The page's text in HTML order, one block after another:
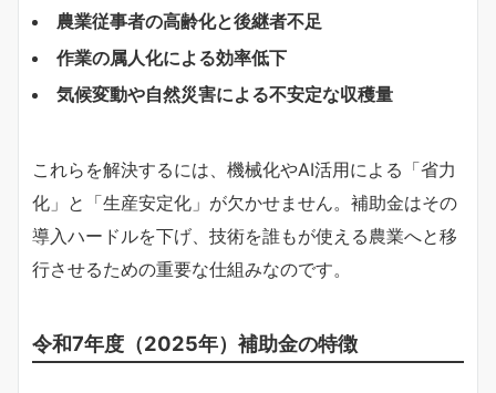
農業従事者の高齢化と後継者不足
作業の属人化による効率低下
気候変動や自然災害による不安定な収穫量
これらを解決するには、機械化やAI活用による「省力
化」と「生産安定化」が欠かせません。補助金はその
導入ハードルを下げ、技術を誰もが使える農業へと移
行させるための重要な仕組みなのです。
令和7年度（2025年）補助金の特徴